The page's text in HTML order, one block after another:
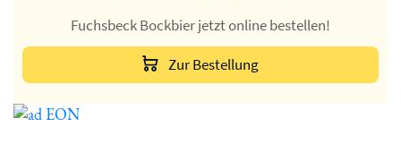
Fuchsbeck Bockbier jetzt online bestellen!
Zur Bestellung